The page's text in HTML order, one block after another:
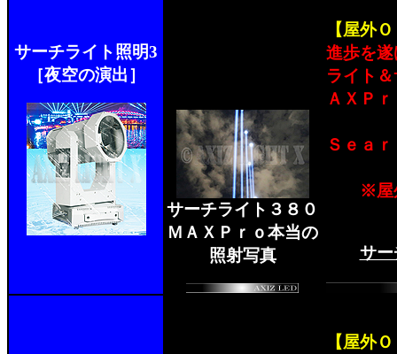
サーチライト照明3
［夜空の演出］
サーチライト３８０
ＭＡＸＰｒｏ本当の
照射写真
【屋外
進歩を
ライト
ＡＸＰ
Ｓｅａ
※屋
サ
【屋外